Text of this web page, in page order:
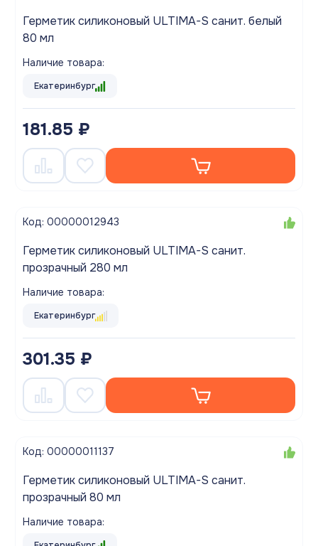
Герметик силиконовый ULTIMA-S санит. белый
80 мл
Наличие товара:
Екатеринбург
181.85 ₽
Код: 00000012943
Герметик силиконовый ULTIMA-S санит.
прозрачный 280 мл
Наличие товара:
Екатеринбург
301.35 ₽
Код: 00000011137
Герметик силиконовый ULTIMA-S санит.
прозрачный 80 мл
Наличие товара: